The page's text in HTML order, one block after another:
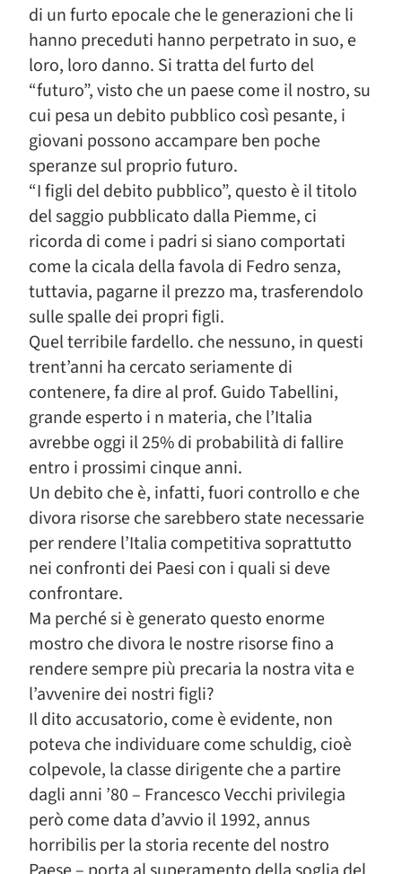
di un furto epocale che le generazioni che li
hanno preceduti hanno perpetrato in suo, e
loro, loro danno. Si tratta del furto del
“futuro”, visto che un paese come il nostro, su
cui pesa un debito pubblico così pesante, i
giovani possono accampare ben poche
speranze sul proprio futuro.
“I figli del debito pubblico”, questo è il titolo
del saggio pubblicato dalla Piemme, ci
ricorda di come i padri si siano comportati
come la cicala della favola di Fedro senza,
tuttavia, pagarne il prezzo ma, trasferendolo
sulle spalle dei propri figli.
Quel terribile fardello. che nessuno, in questi
trent’anni ha cercato seriamente di
contenere, fa dire al prof. Guido Tabellini,
grande esperto i n materia, che l’Italia
avrebbe oggi il 25% di probabilità di fallire
entro i prossimi cinque anni.
Un debito che è, infatti, fuori controllo e che
divora risorse che sarebbero state necessarie
per rendere l’Italia competitiva soprattutto
nei confronti dei Paesi con i quali si deve
confrontare.
Ma perché si è generato questo enorme
mostro che divora le nostre risorse fino a
rendere sempre più precaria la nostra vita e
l’avvenire dei nostri figli?
Il dito accusatorio, come è evidente, non
poteva che individuare come schuldig, cioè
colpevole, la classe dirigente che a partire
dagli anni ’80 – Francesco Vecchi privilegia
però come data d’avvio il 1992, annus
horribilis per la storia recente del nostro